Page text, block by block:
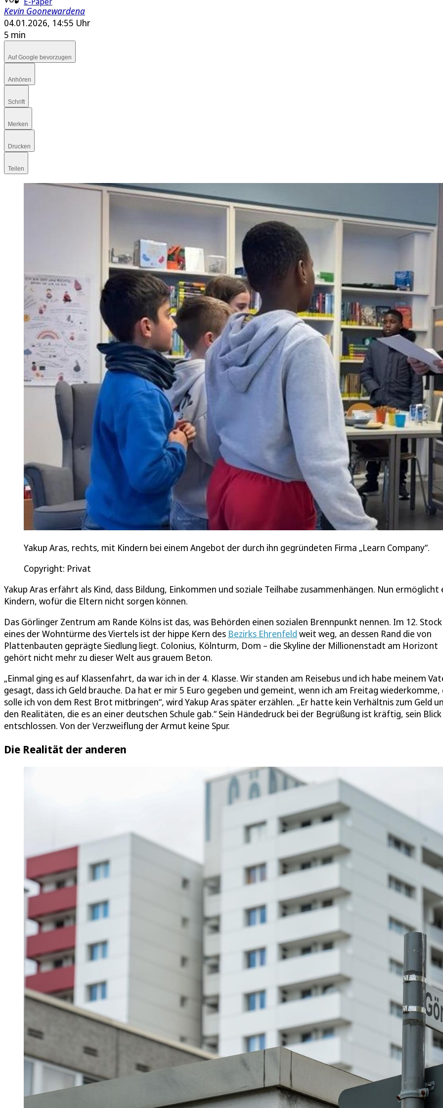
Kevin Goonewardena
04.01.2026, 14:55 Uhr
5 min
Auf Google bevorzugen
Anhören
Schrift
Merken
Drucken
Teilen
Yakup Aras, rechts, mit Kindern bei einem Angebot der durch ihn gegründeten Firma „Learn Company“.
Copyright: Privat
Yakup Aras erfährt als Kind, dass Bildung, Einkommen und soziale Teilhabe zusammenhängen. Nun ermöglicht
Kindern, wofür die Eltern nicht sorgen können.
Das Görlinger Zentrum am Rande Kölns ist das, was Behörden einen sozialen Brennpunkt nennen. Im 12. Stock
eines der Wohntürme des Viertels ist der hippe Kern des Bezirks Ehrenfeld weit weg, an dessen Rand die von
Plattenbauten geprägte Siedlung liegt. Colonius, Kölnturm, Dom – die Skyline der Millionenstadt am Horizont
gehört nicht mehr zu dieser Welt aus grauem Beton.
„Einmal ging es auf Klassenfahrt, da war ich in der 4. Klasse. Wir standen am Reisebus und ich habe meinem
gesagt, dass ich Geld brauche. Da hat er mir 5 Euro gegeben und gemeint, wenn ich am Freitag wiederkomme,
solle ich von dem Rest Brot mitbringen“, wird Yakup Aras später erzählen. „Er hatte kein Verhältnis zum Geld
den Realitäten, die es an einer deutschen Schule gab.“ Sein Händedruck bei der Begrüßung ist kräftig, sein Blick
entschlossen. Von der Verzweiflung der Armut keine Spur.
Die Realität der anderen